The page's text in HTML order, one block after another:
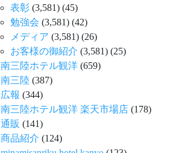
表彰 (3,581) (45)
勉強会 (3,581) (42)
メディア (3,581) (26)
お客様の御紹介 (3,581) (25)
南三陸ホテル観洋 (659)
南三陸 (387)
広報 (344)
南三陸ホテル観洋 楽天市場店 (178)
通販 (141)
商品紹介 (124)